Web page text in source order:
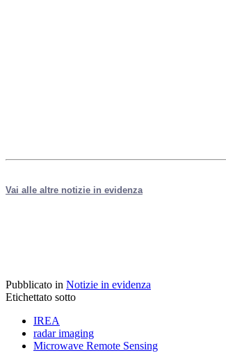
Vai alle altre notizie in evidenza
Pubblicato in Notizie in evidenza
Etichettato sotto
IREA
radar imaging
Microwave Remote Sensing